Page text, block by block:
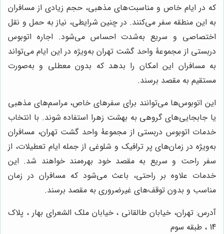
که در ایام خاص و مناسبت‌های مذهبی، حجم زیادی از مسافران
به این منطقه سفر می‌کنند. در چنین شرایطی، نیاز به حمل و نقل
اختصاصی و سریع به‌شدت احساس می‌شود. اجاره اتوبوس
دربستی از مجموعۀ واحد گشت تهران به‌ویژه در این ایام می‌تواند
به مسافران این امکان را بدهد که بدون معطلی و به‌صورت
مستقیم به مقصد برسند.
این اتوبوس‌ها می‌توانند برای سفرهای خاص، مراسم‌های مذهبی
یا جابجایی‌های گروهی به بهشت زهرا استفاده شوند. با انتخاب
خدمات اتوبوس دربستی از مجموعۀ واحد گشت تهران، مسافران
به‌ویژه در زمان‌های پر ترافیک و شلوغی از جمله ایام تعطیلات، از
سفر راحت و سریع به مقصد خود بهره‌مند خواهند شد. این
خدمات علاوه بر راحتی، باعث می‌شود که مسافران در زمان
مناسب و بدون توقف‌های غیرضروری به مقصد برسند.
آدرس: تهران، خیابان طالقانی ، خیابان ملک الشعرای بهار ، پلاک
14 ، طبقه سوم